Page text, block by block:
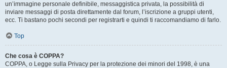
un’immagine personale definibile, messaggistica privata, la possibilità di
inviare messaggi di posta direttamente dal forum, l’iscrizione a gruppi utenti,
ecc. Ti bastano pochi secondi per registrarti e quindi ti raccomandiamo di farlo.
Top
Che cosa è COPPA?
COPPA, o Legge sulla Privacy per la protezione dei minori del 1998, è una